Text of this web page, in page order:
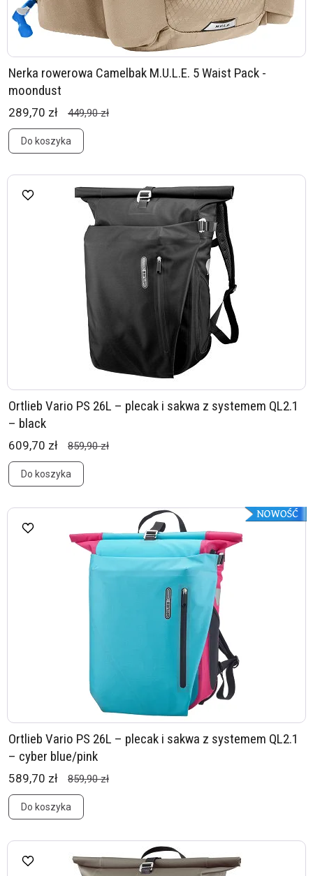
Nerka rowerowa Camelbak M.U.L.E. 5 Waist Pack -
moondust
289,70 zł 449,90 zł
Do koszyka
Ortlieb Vario PS 26L – plecak i sakwa z systemem QL2.1
– black
609,70 zł 859,90 zł
Do koszyka
Ortlieb Vario PS 26L – plecak i sakwa z systemem QL2.1
– cyber blue/pink
589,70 zł 859,90 zł
Do koszyka